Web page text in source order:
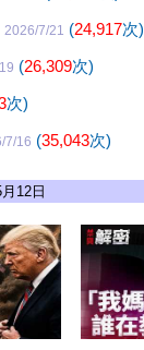
2026/7/21 (24,917次)
(26,309次)
次)
7/16 (35,043次)
12日